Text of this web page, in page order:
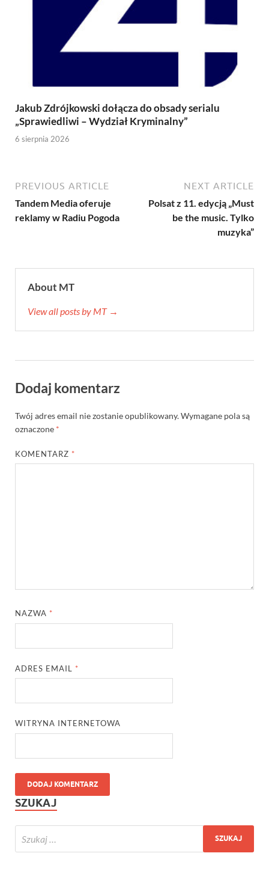
Jakub Zdrójkowski dołącza do obsady serialu
„Sprawiedliwi – Wydział Kryminalny”
6 sierpnia 2026
PREVIOUS ARTICLE
Tandem Media oferuje
reklamy w Radiu Pogoda
NEXT ARTICLE
Polsat z 11. edycją „Must
be the music. Tylko
muzyka”
About MT
View all posts by MT →
Dodaj komentarz
Twój adres email nie zostanie opublikowany.Wymagane pola są
oznaczone *
KOMENTARZ *
NAZWA *
ADRES EMAIL *
WITRYNA INTERNETOWA
SZUKAJ